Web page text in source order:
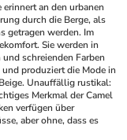
an den urbanen
durch die Berge, als
getragen werden. Im
Sie werden in
schreienden Farben
produziert die Mode in
Unauffällig rustikal:
Merkmal der Camel
verfügen über
aber ohne, dass es